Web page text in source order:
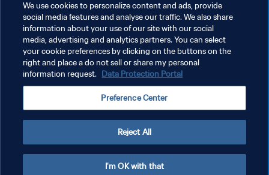
POLÍTICA DE PRIVACIDADE
ADMINISTRAR AS PREFERÊNCIAS DE COOKIES
Copyright © 1994-2026 FIFA. Todos os direitos reservados.
We use cookies to personalize content and ads, provide
social media features and analyse our traffic. We also share
information about your use of our site with our social
media, advertising and analytics partners. You can select
your cookie preferences by clicking on the buttons on the
right and place a do not sell or share my personal
information request. Data Protection Portal
Preference Center
Reject All
I'm OK with that